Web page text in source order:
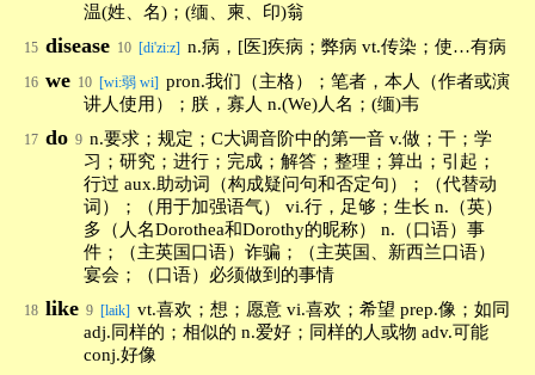
温(姓、名)；(缅、柬、印)翁
15 disease 10 [di'zi:z] n.病，[医]疾病；弊病 vt.传染；使…有病
16 we 10 [wi:弱 wi] pron.我们（主格）；笔者，本人（作者或演
讲人使用）；朕，寡人 n.(We)人名；(缅)韦
17 do 9 n.要求；规定；C大调音阶中的第一音 v.做；干；学
习；研究；进行；完成；解答；整理；算出；引起；
行过 aux.助动词（构成疑问句和否定句）；（代替动
词）；（用于加强语气） vi.行，足够；生长 n.（英）
多（人名Dorothea和Dorothy的昵称） n.（口语）事
件；（主英国口语）诈骗；（主英国、新西兰口语）
宴会；（口语）必须做到的事情
18 like 9 [laik] vt.喜欢；想；愿意 vi.喜欢；希望 prep.像；如同
adj.同样的；相似的 n.爱好；同样的人或物 adv.可能
conj.好像